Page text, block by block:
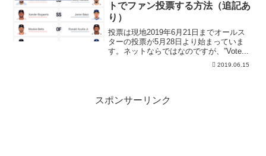
トでファン投票する方法（追記あ
り）
投票は現地2019年6月21日までオールス
ターの投票が5月28日より始まっていま
す。ネットならではなのですが、”Vote...
2019.06.15
スポンサーリンク